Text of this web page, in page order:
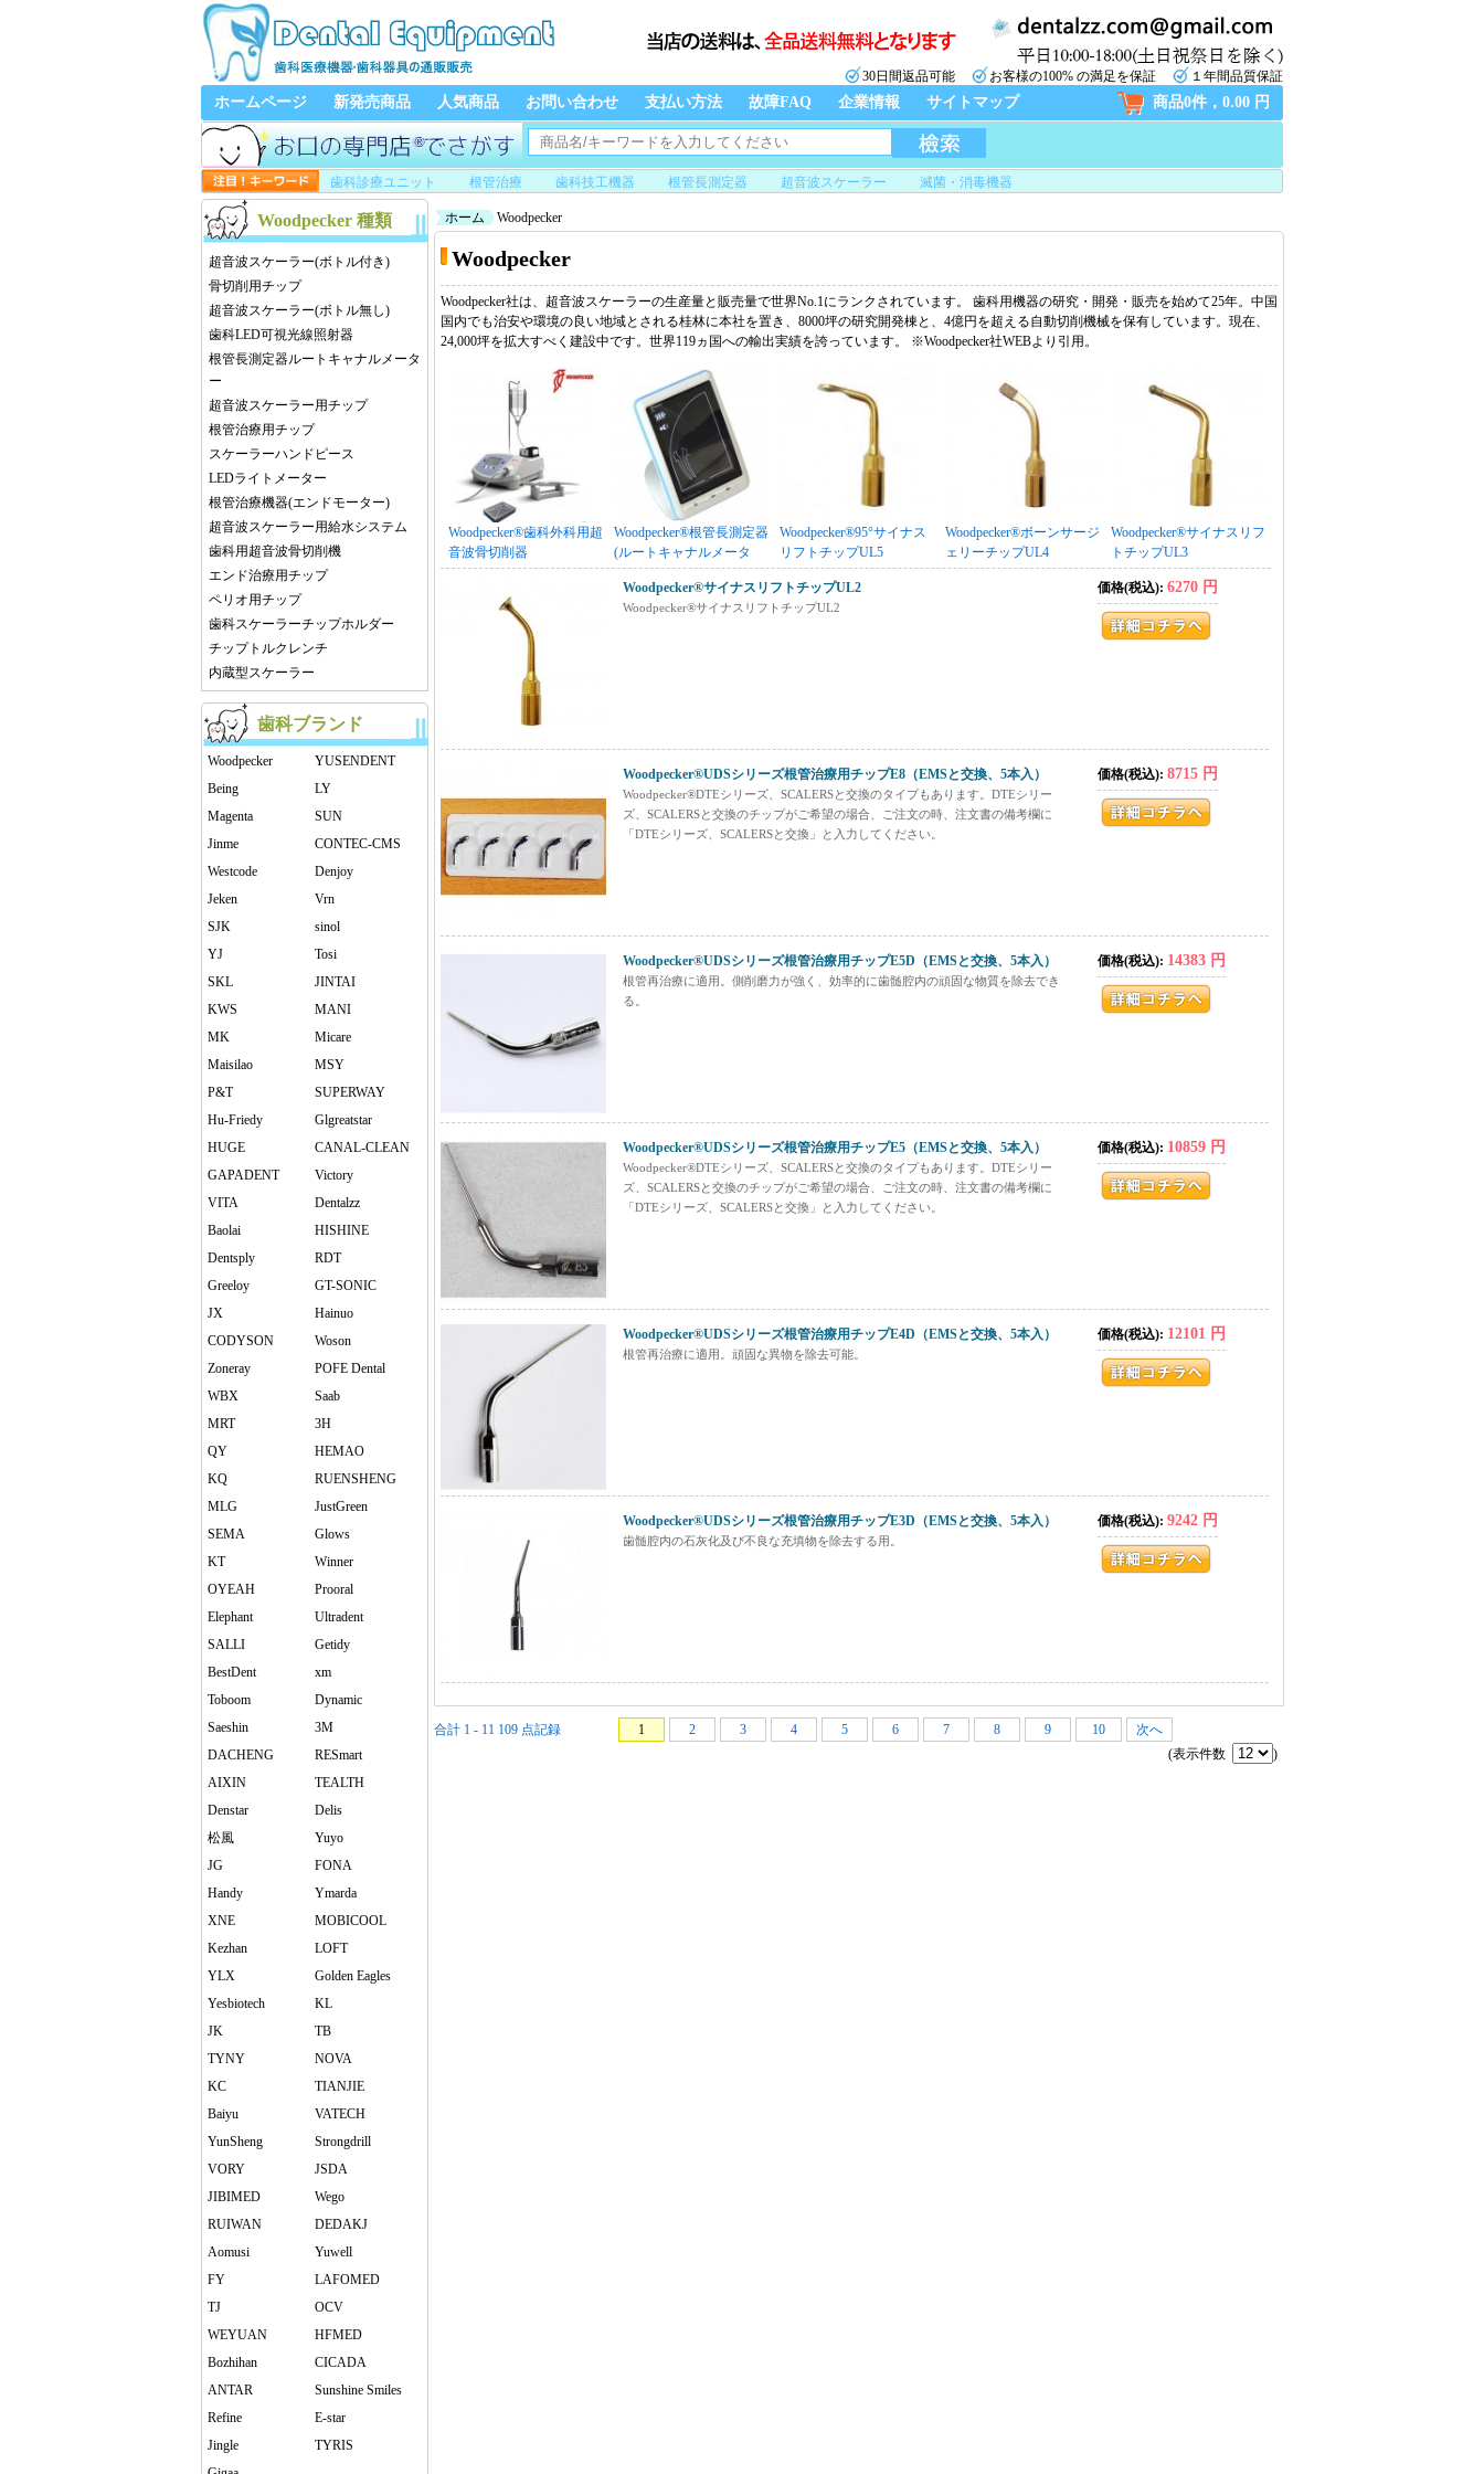
30日間返品可能 お客様の100% の満足を保証 １年間品質保証
ホームページ 新発売商品 人気商品 お問い合わせ 支払い方法 故障FAQ 企業情報 サイトマップ 商品0件，0.00 円
歯科診療ユニット 根管治療 歯科技工機器 根管長測定器 超音波スケーラー 滅菌・消毒機器
Woodpecker 種類
超音波スケーラー(ボトル付き)
骨切削用チップ
超音波スケーラー(ボトル無し)
歯科LED可視光線照射器
根管長測定器ルートキャナルメータ
ー
超音波スケーラー用チップ
根管治療用チップ
スケーラーハンドピース
LEDライトメーター
根管治療機器(エンドモーター)
超音波スケーラー用給水システム
歯科用超音波骨切削機
エンド治療用チップ
ペリオ用チップ
歯科スケーラーチップホルダー
チップトルクレンチ
内蔵型スケーラー
歯科ブランド
Woodpecker
YUSENDENT
Being
LY
Magenta
SUN
Jinme
CONTEC-CMS
Westcode
Denjoy
Jeken
Vrn
SJK
sinol
YJ
Tosi
SKL
JINTAI
KWS
MANI
MK
Micare
Maisilao
MSY
P&T
SUPERWAY
Hu-Friedy
Glgreatstar
HUGE
CANAL-CLEAN
GAPADENT
Victory
VITA
Dentalzz
Baolai
HISHINE
Dentsply
RDT
Greeloy
GT-SONIC
JX
Hainuo
CODYSON
Woson
Zoneray
POFE Dental
WBX
Saab
MRT
3H
QY
HEMAO
KQ
RUENSHENG
MLG
JustGreen
SEMA
Glows
KT
Winner
OYEAH
Prooral
Elephant
Ultradent
SALLI
Getidy
BestDent
xm
Toboom
Dynamic
Saeshin
3M
DACHENG
RESmart
AIXIN
TEALTH
Denstar
Delis
松風
Yuyo
JG
FONA
Handy
Ymarda
XNE
MOBICOOL
Kezhan
LOFT
YLX
Golden Eagles
Yesbiotech
KL
JK
TB
TYNY
NOVA
KC
TIANJIE
Baiyu
VATECH
YunSheng
Strongdrill
VORY
JSDA
JIBIMED
Wego
RUIWAN
DEDAKJ
Aomusi
Yuwell
FY
LAFOMED
TJ
OCV
WEYUAN
HFMED
Bozhihan
CICADA
ANTAR
Sunshine Smiles
Refine
E-star
Jingle
TYRIS
ホーム Woodpecker
Woodpecker
Woodpecker社は、超音波スケーラーの生産量と販売量で世界No.1にランクされています。 歯科用機器の研究・開発・販売を始めて25年。中国
国内でも治安や環境の良い地域とされる桂林に本社を置き、8000坪の研究開発棟と、4億円を超える自動切削機械を保有しています。現在、
24,000坪を拡大すべく建設中です。世界119ヵ国への輸出実績を誇っています。 ※Woodpecker社WEBより引用。
Woodpecker®歯科外科用超
音波骨切削器
「Ultrasurgery」
Woodpecker®根管長測定器
(ルートキャナルメータ
ー)Woodpex3
Woodpecker®95°サイナス
リフトチップUL5
Woodpecker®ボーンサージ
ェリーチップUL4
Woodpecker®サイナスリフ
トチップUL3
Woodpecker®サイナスリフトチップUL2
Woodpecker®サイナスリフトチップUL2
価格(税込): 6270 円
Woodpecker®UDSシリーズ根管治療用チップE8（EMSと交換、5本入）
Woodpecker®DTEシリーズ、SCALERSと交換のタイプもあります。DTEシリー
ズ、SCALERSと交換のチップがご希望の場合、ご注文の時、注文書の備考欄に
「DTEシリーズ、SCALERSと交換」と入力してください。
価格(税込): 8715 円
Woodpecker®UDSシリーズ根管治療用チップE5D（EMSと交換、5本入）
根管再治療に適用。側削磨力が強く、効率的に歯髄腔内の頑固な物質を除去でき
る。
価格(税込): 14383 円
Woodpecker®UDSシリーズ根管治療用チップE5（EMSと交換、5本入）
Woodpecker®DTEシリーズ、SCALERSと交換のタイプもあります。DTEシリー
ズ、SCALERSと交換のチップがご希望の場合、ご注文の時、注文書の備考欄に
「DTEシリーズ、SCALERSと交換」と入力してください。
価格(税込): 10859 円
Woodpecker®UDSシリーズ根管治療用チップE4D（EMSと交換、5本入）
根管再治療に適用。頑固な異物を除去可能。
価格(税込): 12101 円
Woodpecker®UDSシリーズ根管治療用チップE3D（EMSと交換、5本入）
歯髄腔内の石灰化及び不良な充填物を除去する用。
価格(税込): 9242 円
合計 1 - 11 109 点記録 1 2 3 4 5 6 7 8 9 10
次へ
(表示件数
)